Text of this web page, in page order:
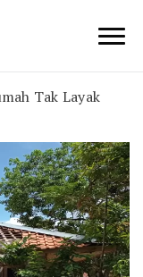
Tak Layak